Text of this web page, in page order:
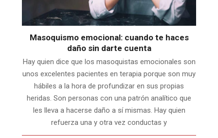
Masoquismo emocional: cuando te haces
daño sin darte cuenta
Hay quien dice que los masoquistas emocionales son
unos excelentes pacientes en terapia porque son muy
hábiles a la hora de profundizar en sus propias
heridas. Son personas con una patrón analítico que
les lleva a hacerse daño a sí mismas. Hay quien
refuerza una y otra vez conductas y